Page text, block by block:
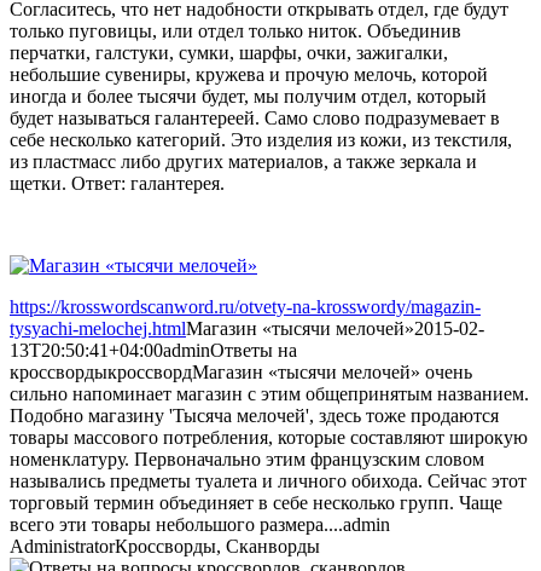
Согласитесь, что нет надобности открывать отдел, где будут
только пуговицы, или отдел только ниток. Объединив
перчатки, галстуки, сумки, шарфы, очки, зажигалки,
небольшие сувениры, кружева и прочую мелочь, которой
иногда и более тысячи будет, мы получим отдел, который
будет называться галантереей. Само слово подразумевает в
себе несколько категорий. Это изделия из кожи, из текстиля,
из пластмасс либо других материалов, а также зеркала и
щетки. Ответ: галантерея.
https://krosswordscanword.ru/otvety-na-krosswordy/magazin-
tysyachi-melochej.htmlМагазин «тысячи мелочей»2015-02-
13T20:50:41+04:00adminОтветы на
кроссвордыкроссвордМагазин «тысячи мелочей» очень
сильно напоминает магазин с этим общепринятым названием.
Подобно магазину 'Тысяча мелочей', здесь тоже продаются
товары массового потребления, которые составляют широкую
номенклатуру. Первоначально этим французским словом
назывались предметы туалета и личного обихода. Сейчас этот
торговый термин объединяет в себе несколько групп. Чаще
всего эти товары небольшого размера....admin
AdministratorКроссворды, Сканворды